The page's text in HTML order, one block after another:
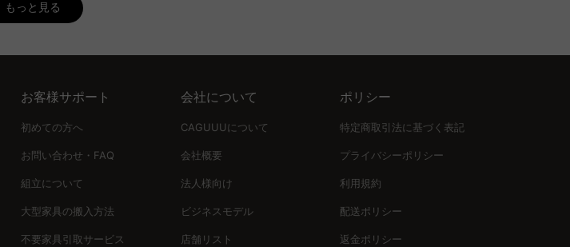
優れ、プラスチック製は軽量で移動が簡単です。ファブリック製は通気性に優れ、選ぶ素材によってク
イン性を兼ね備えた理想の空間を手に入れ、毎日の暮らしにワクワク感をプラスしましょう。
もっと見る
お客様サポート
初めての方へ
お問い合わせ・FAQ
組立について
大型家具の搬入方法
不要家具引取サービス
会社について
CAGUUUについて
会社概要
法人様向け
ビジネスモデル
店舗リスト
ポリシー
特定商取引法に基づく表記
プライバシーポリシー
利用規約
配送ポリシー
返金ポリシー